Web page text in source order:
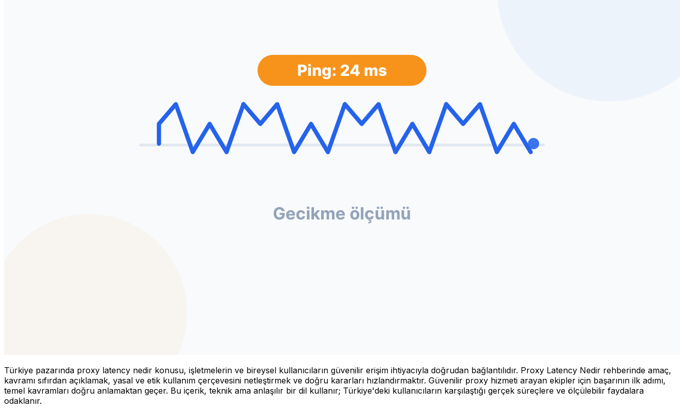
Türkiye pazarında proxy latency nedir konusu, işletmelerin ve bireysel kullanıcıların güvenilir erişim ihtiyacıyla doğrudan bağlantılıdır. Proxy Latency Nedir rehberinde amaç,
kavramı sıfırdan açıklamak, yasal ve etik kullanım çerçevesini netleştirmek ve doğru kararları hızlandırmaktır. Güvenilir proxy hizmeti arayan ekipler için başarının ilk adımı,
temel kavramları doğru anlamaktan geçer. Bu içerik, teknik ama anlaşılır bir dil kullanır; Türkiye'deki kullanıcıların karşılaştığı gerçek süreçlere ve ölçülebilir faydalara
odaklanır.